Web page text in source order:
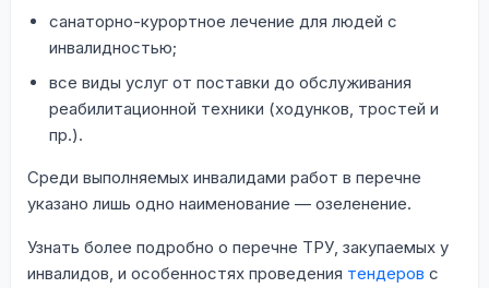
санаторно-курортное лечение для людей с
инвалидностью;
все виды услуг от поставки до обслуживания
реабилитационной техники (ходунков, тростей и
пр.).
Среди выполняемых инвалидами работ в перечне
указано лишь одно наименование — озеленение.
Узнать более подробно о перечне ТРУ, закупаемых у
инвалидов, и особенностях проведения тендеров с